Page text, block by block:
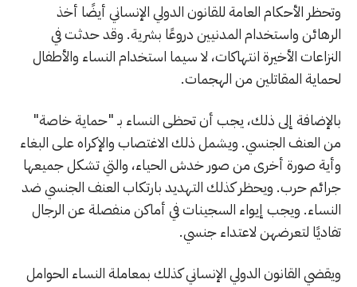
وتحظر الأحكام العامة للقانون الدولي الإنساني أيضًا أخذ
الرهائن واستخدام المدنيين دروعًا بشرية. وقد حدثت في
النزاعات الأخيرة انتهاكات، لا سيما استخدام النساء والأطفال
لحماية المقاتلين من الهجمات.
بالإضافة إلى ذلك، يجب أن تحظى النساء بـ "حماية خاصة"
من العنف الجنسي. ويشمل ذلك الاغتصاب والإكراه على البغاء
وأية صورة أخرى من صور خدش الحياء، والتي تشكل جميعها
جرائم حرب. ويحظر كذلك التهديد بارتكاب العنف الجنسي ضد
النساء. ويجب إيواء السجينات في أماكن منفصلة عن الرجال
تفاديًا لتعرضهن لاعتداء جنسي.
ويقضي القانون الدولي الإنساني كذلك بمعاملة النساء الحوامل